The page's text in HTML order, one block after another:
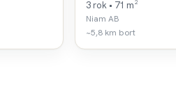
3 rok • 71 m²
Niam AB
~5,8 km bort